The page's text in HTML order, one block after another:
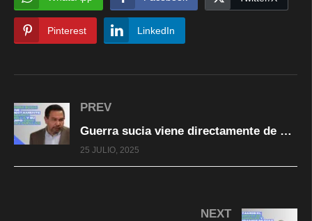
Pinterest LinkedIn
PREV
Guerra sucia viene directamente de Marco Bonilla y su equipo: Cruz Pérez Cuéllar
25 JULIO, 2025
NEXT